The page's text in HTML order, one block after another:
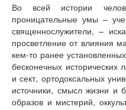
Во всей истории
проницательные умы –
священнослужители, –
просветление от влияния
кем-то ранее
бесконечных
и сект, ортодоксальных
источники, смысл жизни и
образов и мистерий,